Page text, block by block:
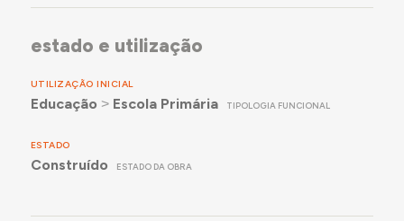
estado e utilização
UTILIZAÇÃO INICIAL
Educação ˃ Escola Primária TIPOLOGIA FUNCIONAL
ESTADO
Construído ESTADO DA OBRA